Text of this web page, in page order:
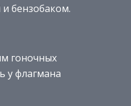
бензобаком.
гоночных
у флагмана